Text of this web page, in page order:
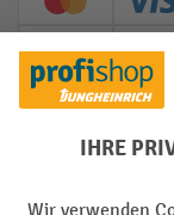
Creditcard
PayPal
Soziale